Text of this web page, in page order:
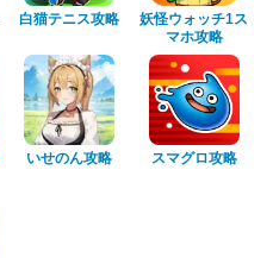
白猫テニス攻略
妖怪ウォッチ1ス
マホ攻略
いせのん攻略 スマグロ攻略